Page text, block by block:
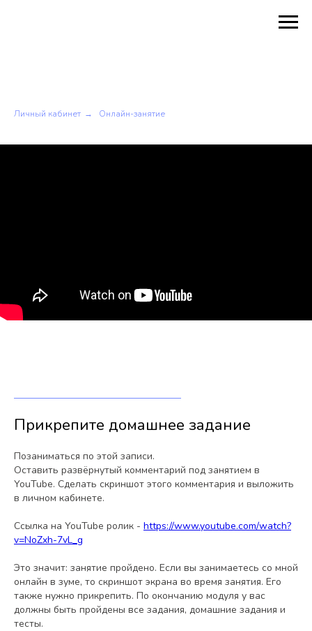
Личный кабинет → Онлайн-занятие
Прикрепите домашнее задание
Позаниматься по этой записи.
Оставить развёрнутый комментарий под занятием в
YouTube. Сделать скриншот этого комментария и выложить
в личном кабинете.
Ссылка на YouTube ролик - https://www.youtube.com/watch?
v=NoZxh-7vL_g
Это значит: занятие пройдено. Если вы занимаетесь со мной
онлайн в зуме, то скриншот экрана во время занятия. Его
также нужно прикрепить. По окончанию модуля у вас
должны быть пройдены все задания, домашние задания и
тесты.